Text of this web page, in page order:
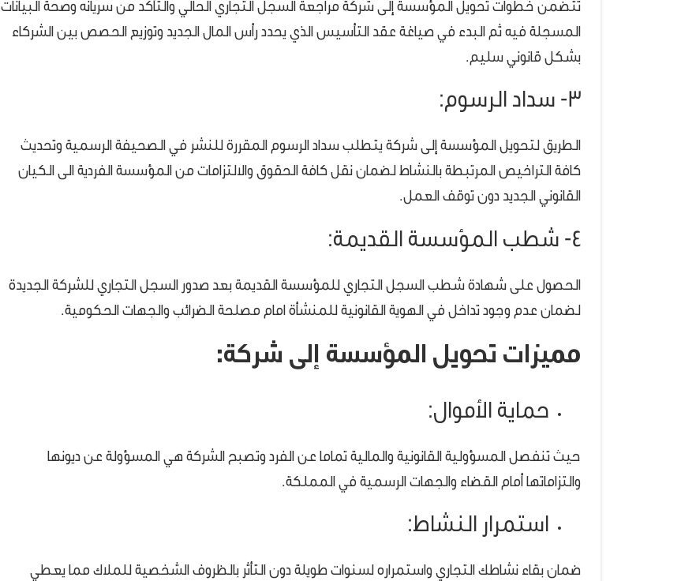
تتضمن خطوات تحويل المؤسسة إلى شركة مراجعة السجل التجاري الحالي والتأكد من سريانه وصحة البيانات
المسجلة فيه ثم البدء في صياغة عقد التأسيس الذي يحدد رأس المال الجديد وتوزيع الحصص بين الشركاء
بشكل قانوني سليم.
3- سداد الرسوم:
الطريق لتحويل المؤسسة إلى شركة يتطلب سداد الرسوم المقررة للنشر في الصحيفة الرسمية وتحديث
كافة التراخيص المرتبطة بالنشاط لضمان نقل كافة الحقوق والالتزامات من المؤسسة الفردية الى الكيان
القانوني الجديد دون توقف العمل.
4- شطب المؤسسة القديمة:
الحصول على شهادة شطب السجل التجاري للمؤسسة القديمة بعد صدور السجل التجاري للشركة الجديدة
لضمان عدم وجود تداخل في الهوية القانونية للمنشأة امام مصلحة الضرائب والجهات الحكومية.
مميزات تحويل المؤسسة إلى شركة:
حماية الأموال:
حيث تنفصل المسؤولية القانونية والمالية تماما عن الفرد وتصبح الشركة هي المسؤولة عن ديونها
والتزاماتها أمام القضاء والجهات الرسمية في المملكة.
استمرار النشاط:
ضمان بقاء نشاطك التجاري واستمراره لسنوات طويلة دون التأثر بالظروف الشخصية للملاك مما يعطي